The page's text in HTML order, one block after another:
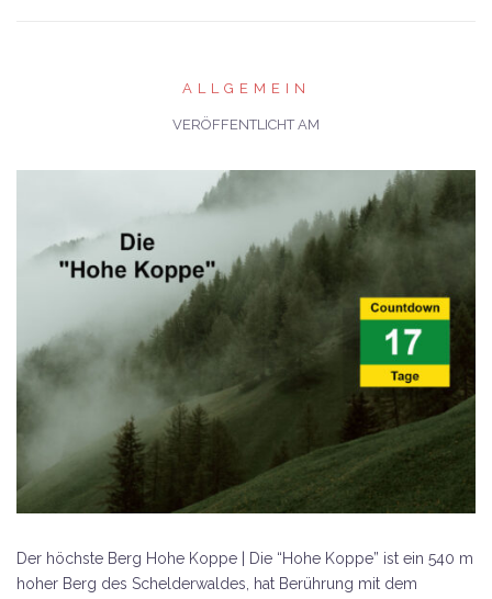
ALLGEMEIN
VERÖFFENTLICHT AM
Der höchste Berg Hohe Koppe | Die “Hohe Koppe” ist ein 540 m
hoher Berg des Schelderwaldes, hat Berührung mit dem